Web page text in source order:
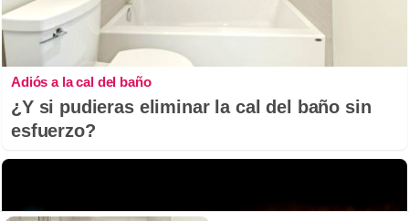
Adiós a la cal del baño
¿Y si pudieras eliminar la cal del baño sin
esfuerzo?